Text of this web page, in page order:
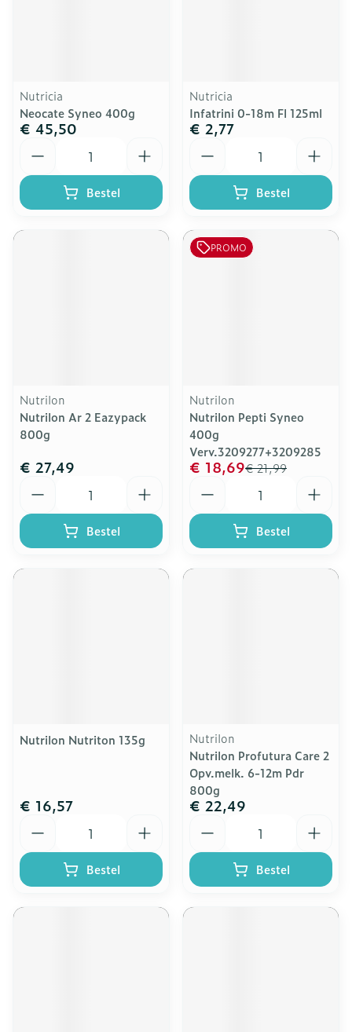
Nutricia
Neocate Syneo 400g
€ 45,50
Bestel
Nutricia
Infatrini 0-18m Fl 125ml
€ 2,77
Bestel
Nutrilon
Nutrilon Ar 2 Eazypack
800g
€ 27,49
Bestel
PROMO
Nutrilon
Nutrilon Pepti Syneo
400g
Verv.3209277+3209285
€ 21,99
€ 18,69
Bestel
Nutrilon Nutriton 135g
€ 16,57
Bestel
Nutrilon
Nutrilon Profutura Care 2
Opv.melk. 6-12m Pdr
800g
€ 22,49
Bestel